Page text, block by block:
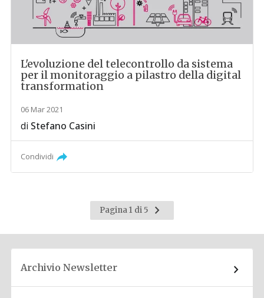
L'evoluzione del telecontrollo da sistema
per il monitoraggio a pilastro della digital
transformation
06 Mar 2021
di Stefano Casini
Condividi
Pagina 1 di 5
Pagina
successiva
Archivio Newsletter